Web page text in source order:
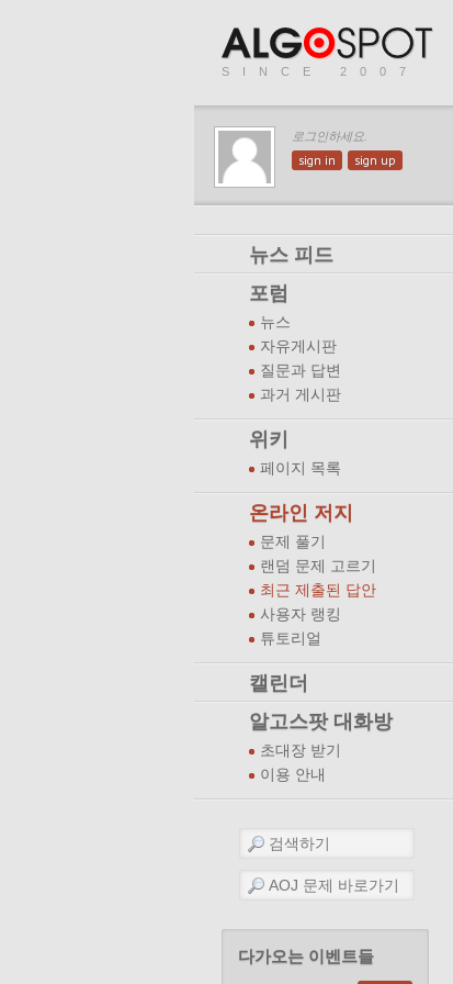
SINCE 2007
로그인하세요.
sign in sign up
뉴스 피드
포럼
뉴스
자유게시판
질문과 답변
과거 게시판
위키
페이지 목록
온라인 저지
문제 풀기
랜덤 문제 고르기
최근 제출된 답안
사용자 랭킹
튜토리얼
캘린더
알고스팟 대화방
초대장 받기
이용 안내
다가오는 이벤트들